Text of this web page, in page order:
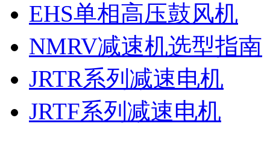
EHS单相高压鼓风机
NMRV减速机选型指南
JRTR系列减速电机
JRTF系列减速电机